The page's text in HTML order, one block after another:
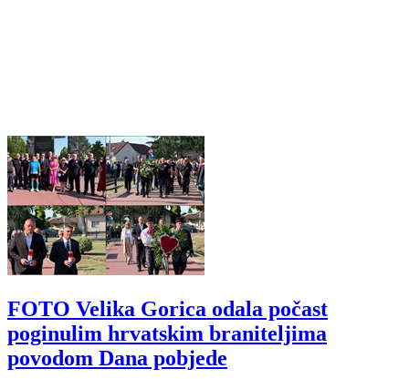
FOTO Velika Gorica odala počast
poginulim hrvatskim braniteljima
povodom Dana pobjede